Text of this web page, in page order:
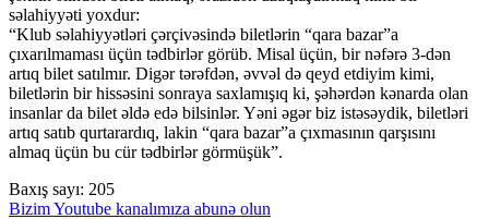
səlahiyyəti yoxdur:
“Klub səlahiyyətləri çərçivəsində biletlərin “qara bazar”a
çıxarılmaması üçün tədbirlər görüb. Misal üçün, bir nəfərə 3-dən
artıq bilet satılmır. Digər tərəfdən, əvvəl də qeyd etdiyim kimi,
biletlərin bir hissəsini sonraya saxlamışıq ki, şəhərdən kənarda olan
insanlar da bilet əldə edə bilsinlər. Yəni əgər biz istəsəydik, biletləri
artıq satıb qurtarardıq, lakin “qara bazar”a çıxmasının qarşısını
almaq üçün bu cür tədbirlər görmüşük”.
Baxış sayı: 205
Bizim Youtube kanalımıza abunə olun